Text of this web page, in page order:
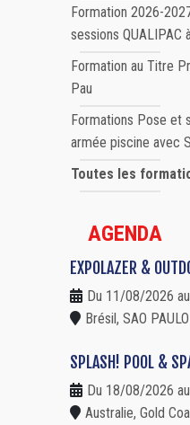
Formation 2026-
sessions QUALIPAC
Formation au Titre
Pau
Formations Pose et
armée piscine avec
Toutes les
AGENDA
EXPOLAZER &
Du 11/08/2026
Brésil, SAO PAULO
SPLASH! POOL &
Du 18/08/2026
Australie, Gold